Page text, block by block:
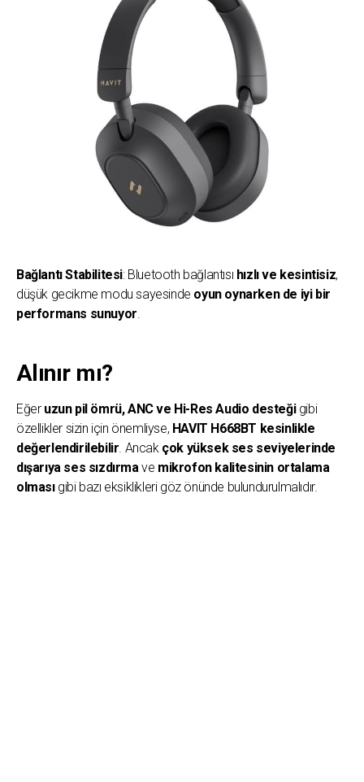
Bağlantı Stabilitesi: Bluetooth bağlantısı hızlı ve kesintisiz,
düşük gecikme modu sayesinde oyun oynarken de iyi bir
performans sunuyor.
Alınır mı?
Eğer uzun pil ömrü, ANC ve Hi-Res Audio desteğigibi
özellikler sizin için önemliyse, HAVIT H668BT kesinlikle
değerlendirilebilir. Ancak çok yüksek ses seviyelerinde
dışarıya ses sızdırmave mikrofon kalitesinin ortalama
olmasıgibi bazı eksiklikleri göz önünde bulundurulmalıdır.